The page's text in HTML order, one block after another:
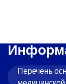
Ленинский
08:00–16:45
перерыв
Перечень